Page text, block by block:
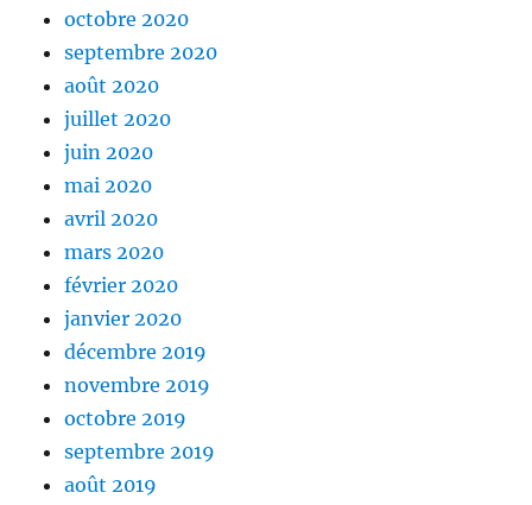
octobre 2020
septembre 2020
août 2020
juillet 2020
juin 2020
mai 2020
avril 2020
mars 2020
février 2020
janvier 2020
décembre 2019
novembre 2019
octobre 2019
septembre 2019
août 2019